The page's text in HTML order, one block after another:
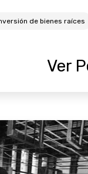
de bienes raíces
Ver